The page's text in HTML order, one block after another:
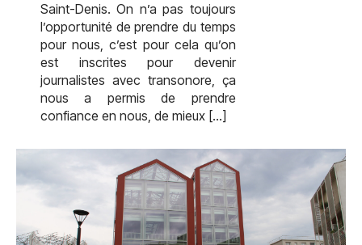
Saint-Denis. On n’a pas toujours
l’opportunité de prendre du temps
pour nous, c’est pour cela qu’on
est inscrites pour devenir
journalistes avec transonore, ça
nous a permis de prendre
confiance en nous, de mieux […]